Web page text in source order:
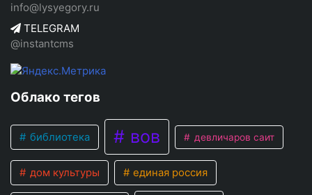
info@lysyegory.ru
TELEGRAM
@instantcms
Облако тегов
библиотека вов девличаров саит
дом культуры единая россия